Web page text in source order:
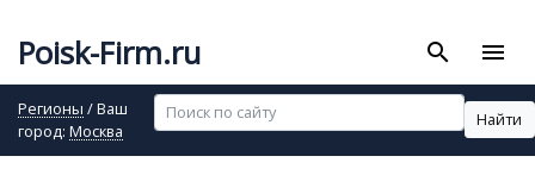
Poisk-Firm.ru search menu
Регионы / Ваш
город: Москва
Найти